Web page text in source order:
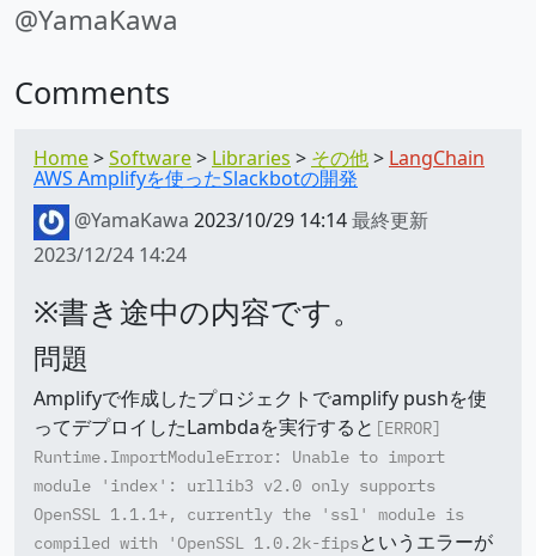
@YamaKawa
Comments
Home Software Libraries その他 LangChain
AWS Amplifyを使ったSlackbotの開発
@YamaKawa 2023/10/29 14:14最終更新
2023/12/24 14:24
※書き途中の内容です。
問題
Amplifyで作成したプロジェクトでamplify pushを使
ってデプロイしたLambdaを実行すると [ERROR]
Runtime.ImportModuleError: Unable to import
module 'index': urllib3 v2.0 only supports
OpenSSL 1.1.1+, currently the 'ssl' module is
compiled with 'OpenSSL 1.0.2k-fipsというエラーが